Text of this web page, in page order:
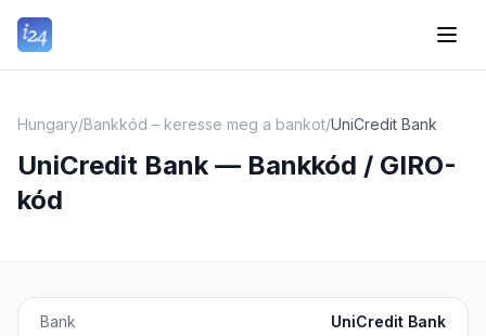
Hungary/Bankkód – keresse meg a bankot/UniCredit Bank
UniCredit Bank — Bankkód / GIRO-
kód
Bank UniCredit Bank